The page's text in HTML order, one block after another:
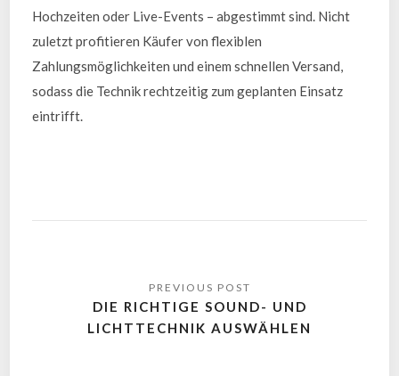
Hochzeiten oder Live-Events – abgestimmt sind. Nicht
zuletzt profitieren Käufer von flexiblen
Zahlungsmöglichkeiten und einem schnellen Versand,
sodass die Technik rechtzeitig zum geplanten Einsatz
eintrifft.
DIE RICHTIGE SOUND- UND
LICHTTECHNIK AUSWÄHLEN